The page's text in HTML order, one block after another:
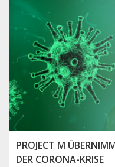
PROJECT M
DER CORONA-KRISE